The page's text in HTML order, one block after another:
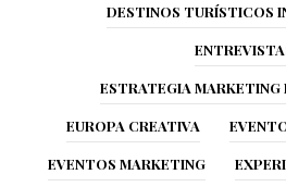
DESTINOS TURÍSTICOS
ESTRATEGIA MARKETING
EUROPA CREATIVA
EVENTOS MARKETING